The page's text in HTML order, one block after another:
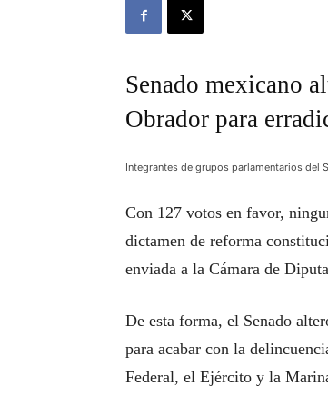
Senado mexicano
Obrador para
Integrantes de grupos parlamentarios del
Con 127 votos en favor,
dictamen de reforma
enviada a la Cámara de
De esta forma, el Senado
para acabar con la
Federal, el Ejército y la